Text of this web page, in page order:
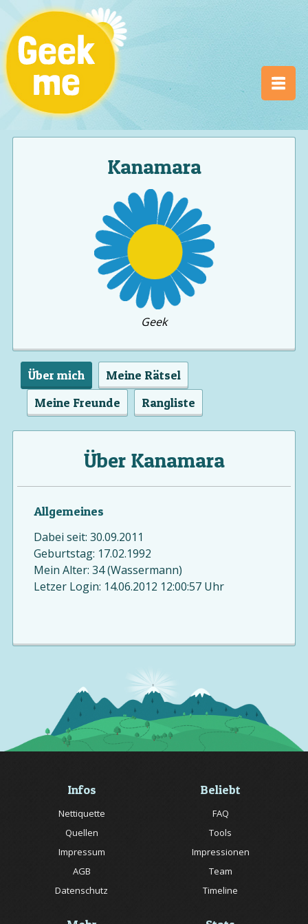
Kanamara
Geek
Über mich
Meine Rätsel
Meine Freunde
Rangliste
Über Kanamara
Allgemeines
Dabei seit: 30.09.2011
Geburtstag: 17.02.1992
Mein Alter: 34 (Wassermann)
Letzer Login: 14.06.2012 12:00:57 Uhr
Infos
Nettiquette
Quellen
Impressum
AGB
Datenschutz
Beliebt
FAQ
Tools
Impressionen
Team
Timeline